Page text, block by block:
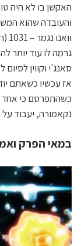
האקשן בו לא היה
והעובדה שהוא
גרמה לו עוד יותר
סאנג'י וקווין
אז עכשיו כשאתם
כשהתפרסם כי אחד
נקאמורה, יעבוד
במאי הפרק